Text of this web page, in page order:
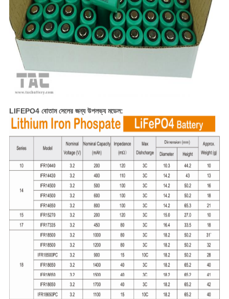
LIFEPO4 বোতাম সেলের জন্য উপলভ্য মডেল: